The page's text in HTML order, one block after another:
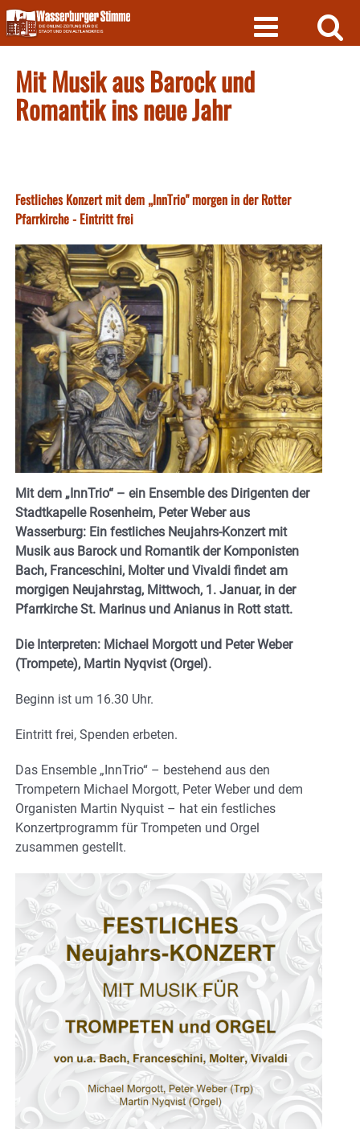
Skip
to
content
Mit Musik aus Barock und
Romantik ins neue Jahr
Festliches Konzert mit dem „InnTrio" morgen in der Rotter
Pfarrkirche - Eintritt frei
Mit dem „InnTrio“ – ein Ensemble des Dirigenten der
Stadtkapelle Rosenheim, Peter Weber aus
Wasserburg: Ein festliches Neujahrs-Konzert mit
Musik aus Barock und Romantik der Komponisten
Bach, Franceschini, Molter und Vivaldi findet am
morgigen Neujahrstag, Mittwoch, 1. Januar, in der
Pfarrkirche St. Marinus und Anianus in Rott statt.
Die Interpreten: Michael Morgott und Peter Weber
(Trompete), Martin Nyqvist (Orgel).
Beginn ist um 16.30 Uhr.
Eintritt frei, Spenden erbeten.
Das Ensemble „InnTrio“ – bestehend aus den
Trompetern Michael Morgott, Peter Weber und dem
Organisten Martin Nyquist – hat ein festliches
Konzertprogramm für Trompeten und Orgel
zusammen gestellt.